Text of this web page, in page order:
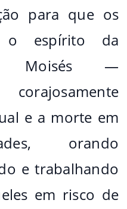
para que os
o espírito da
Moisés —
e a morte em
orando
e trabalhando
em risco de